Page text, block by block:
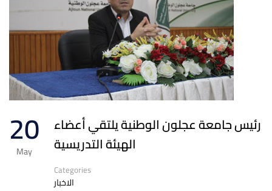
20
May
رئيس جامعة عجلون الوطنية يلتقي أعضاء
الهيئة التدريسية
Categories
الاخبار